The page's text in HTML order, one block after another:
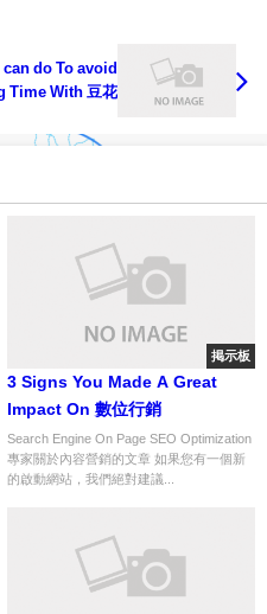
do To avoid
Time With 豆花
掲示板
3 Signs You Made A Great
Impact On 數位行銷
Search Engine On Page SEO Optimization
專家關於內容營銷的文章 如果您有一個新
的啟動網站，我們絕對建議...